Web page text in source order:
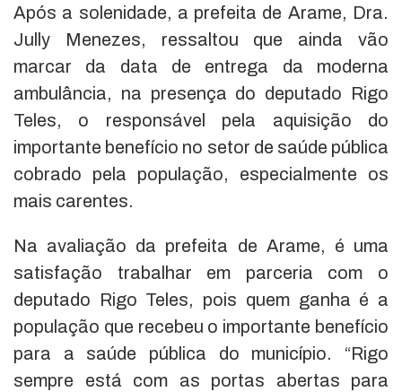
Após a solenidade, a prefeita de Arame, Dra.
Jully Menezes, ressaltou que ainda vão
marcar da data de entrega da moderna
ambulância, na presença do deputado Rigo
Teles, o responsável pela aquisição do
importante benefício no setor de saúde pública
cobrado pela população, especialmente os
mais carentes.
Na avaliação da prefeita de Arame, é uma
satisfação trabalhar em parceria com o
deputado Rigo Teles, pois quem ganha é a
população que recebeu o importante benefício
para a saúde pública do município. “Rigo
sempre está com as portas abertas para